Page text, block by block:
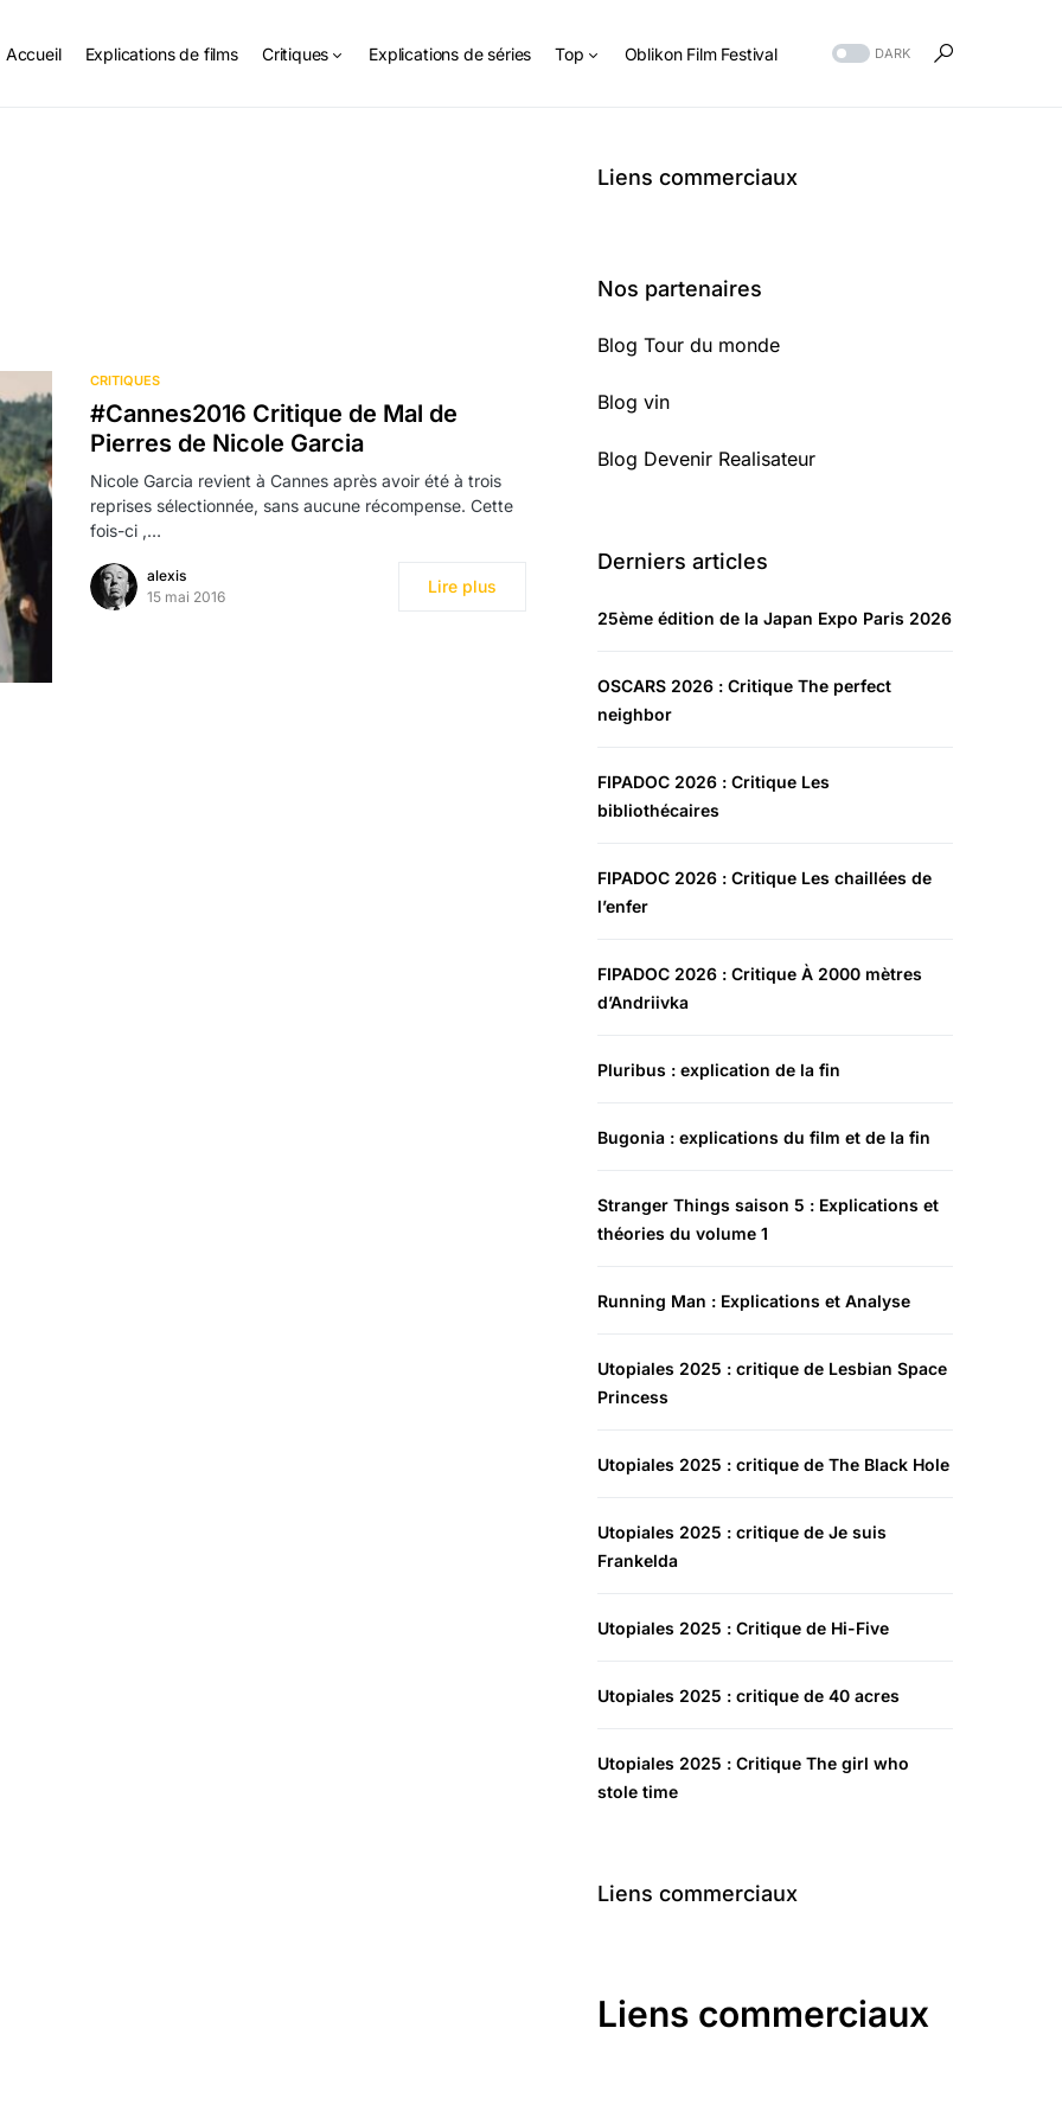
Accueil Explications de films Critiques Explications de séries Top Oblikon Film Festival DARK
CRITIQUES
#Cannes2016 Critique de Mal de
Pierres de Nicole Garcia
Nicole Garcia revient à Cannes après avoir été à trois
reprises sélectionnée, sans aucune récompense. Cette
fois-ci ,…
alexis
15 mai 2016
Lire plus
Liens commerciaux
Nos partenaires
Blog Tour du monde
Blog vin
Blog Devenir Realisateur
Derniers articles
25ème édition de la Japan Expo Paris 2026
OSCARS 2026 : Critique The perfect
neighbor
FIPADOC 2026 : Critique Les
bibliothécaires
FIPADOC 2026 : Critique Les chaillées de
l’enfer
FIPADOC 2026 : Critique À 2000 mètres
d’Andriivka
Pluribus : explication de la fin
Bugonia : explications du film et de la fin
Stranger Things saison 5 : Explications et
théories du volume 1
Running Man : Explications et Analyse
Utopiales 2025 : critique de Lesbian Space
Princess
Utopiales 2025 : critique de The Black Hole
Utopiales 2025 : critique de Je suis
Frankelda
Utopiales 2025 : Critique de Hi-Five
Utopiales 2025 : critique de 40 acres
Utopiales 2025 : Critique The girl who
stole time
Liens commerciaux
Liens commerciaux